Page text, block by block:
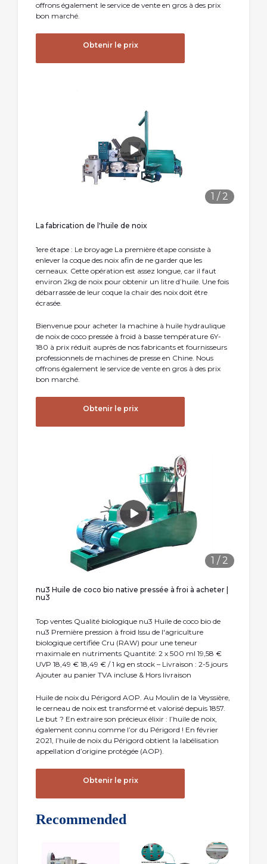
offrons également le service de vente en gros à des prix
bon marché.
Obtenir le prix
1 / 2
La fabrication de l'huile de noix
1ere étape : Le broyage La première étape consiste à
enlever la coque des noix afin de ne garder que les
cerneaux. Cette opération est assez longue, car il faut
environ 2kg de noix pour obtenir un litre d’huile. Une fois
débarrassée de leur coque la chair des noix doit être
écrasée.
Bienvenue pour acheter la machine à huile hydraulique
de noix de coco pressée à froid à basse température 6Y-
180 à prix réduit auprès de nos fabricants et fournisseurs
professionnels de machines de presse en Chine. Nous
offrons également le service de vente en gros à des prix
bon marché.
Obtenir le prix
1 / 2
nu3 Huile de coco bio native pressée à froi à acheter |
nu3
Top ventes Qualité biologique nu3 Huile de coco bio de
nu3 Première pression à froid Issu de l'agriculture
biologique certifiée Cru (RAW) pour une teneur
maximale en nutriments Quantité: 2 x 500 ml 19,58 €
UVP 18,49 € 18,49 € / 1 kg en stock – Livraison : 2-5 jours
Ajouter au panier TVA incluse & Hors livraison
Huile de noix du Périgord AOP. Au Moulin de la Veyssière,
le cerneau de noix est transformé et valorisé depuis 1857.
Le but ? En extraire son précieux élixir : l’huile de noix,
également connu comme l’or du Périgord ! En février
2021, l’huile de noix du Périgord obtient la labélisation
appellation d’origine protégée (AOP).
Obtenir le prix
Recommended